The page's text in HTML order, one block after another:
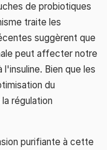
de probiotiques
traite les
suggèrent que
peut affecter notre
Bien que les
du
régulation
purifiante à cette